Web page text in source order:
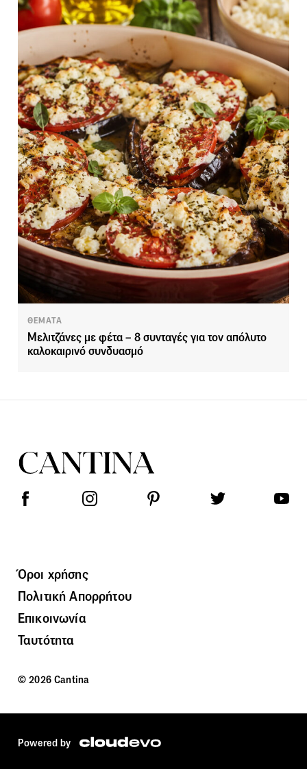
ΘΕΜΑΤΑ
Μελιτζάνες με φέτα – 8 συνταγές για τον απόλυτο
καλοκαιρινό συνδυασμό
Όροι χρήσης
Πολιτική Απορρήτου
Επικοινωνία
Ταυτότητα
© 2026 Cantina
Powered by